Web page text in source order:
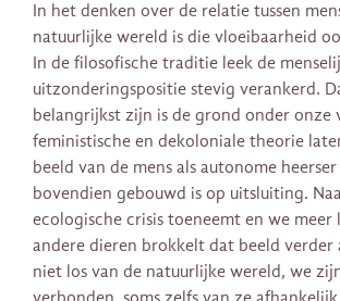
In het denken over de relatie tussen
natuurlijke wereld is die vloeibaarheid
In de filosofische traditie leek de
uitzonderingspositie stevig verankerd.
belangrijkst zijn is de grond onder onze
feministische en dekoloniale theorie
beeld van de mens als autonome
bovendien gebouwd is op uitsluiting.
ecologische crisis toeneemt en we meer
andere dieren brokkelt dat beeld verder
niet los van de natuurlijke wereld, we